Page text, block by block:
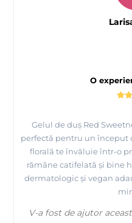
O
Gelul de duș Red
perfectă pentru un început
florală te învăluie într-o
rămâne catifelată și bine
dermatologic și vegan
V-a fost de ajutor